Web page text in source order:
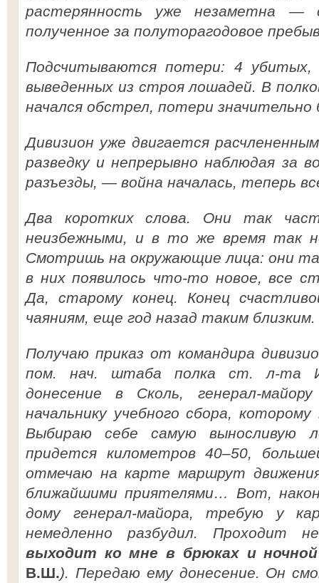
растерянность уже незаметна —
полученное за полуторагодовое
Подсчитываются потери: 4 убитых,
выведенных из строя лошадей. В
начался обстрел, потери значительно
Дивизион уже двигается
разведку и непрерывно наблюдая за
разъезды, — война началась, теперь
Два коротких слова. Они так
неизбежными, и в то же время так
Смотришь на окружающие лица: они
в них появилось что-то новое, все
Да, старому конец. Конец
чаяниям, еще год назад таким
Получаю приказ от командира
пом. нач. штаба полка ст. л-та
донесение в Сколь, генерал-
начальнику учебного сбора,
Выбираю себе самую выносливую
придется километров 40–50,
отмечаю на карте маршрут
ближайшими приятелями… Вот,
дому генерал-майора, требую у
немедленно разбудил. Проходит
выходит ко мне в брюках и ночной
В.Ш.). Передаю ему донесение. Он